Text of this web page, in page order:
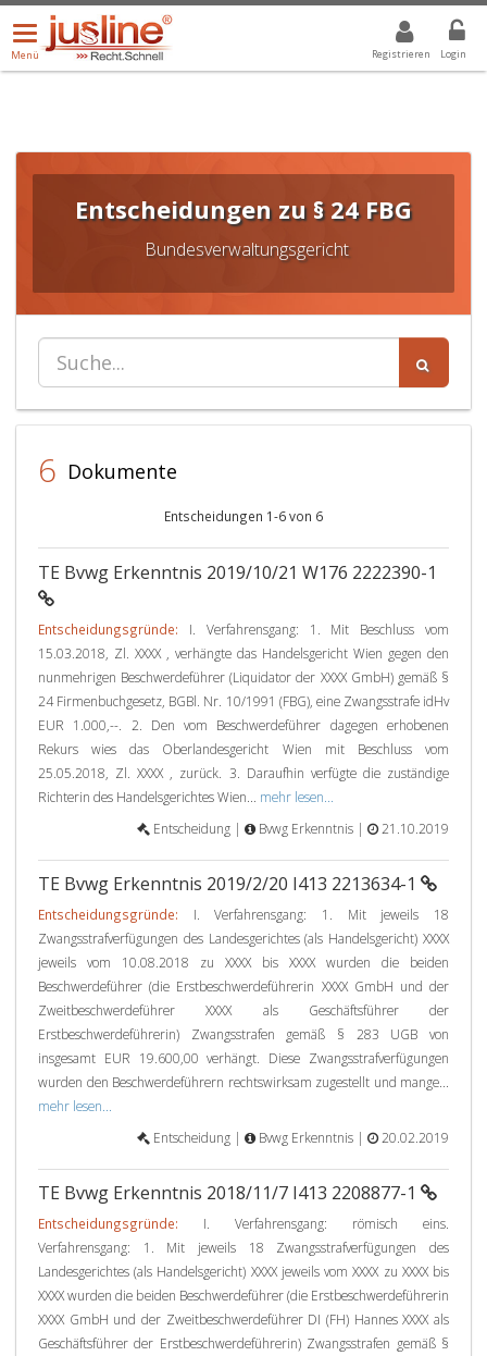
Registrieren Login
Menü
öffnen/schließen
Menü
ALLE DROPDOWN: GEWÄHLTER WERT IST ALLE
Entscheidungen zu § 24 FBG
Bundesverwaltungsgericht
6 Dokumente
Entscheidungen 1-6 von 6
TE Bvwg Erkenntnis 2019/10/21 W176 2222390-1
Entscheidungsgründe: I. Verfahrensgang: 1. Mit Beschluss vom
15.03.2018, Zl. XXXX , verhängte das Handelsgericht Wien gegen den
nunmehrigen Beschwerdeführer (Liquidator der XXXX GmbH) gemäß §
24 Firmenbuchgesetz, BGBl. Nr. 10/1991 (FBG), eine Zwangsstrafe idHv
EUR 1.000,--. 2. Den vom Beschwerdeführer dagegen erhobenen
Rekurs wies das Oberlandesgericht Wien mit Beschluss vom
25.05.2018, Zl. XXXX , zurück. 3. Daraufhin verfügte die zuständige
Richterin des Handelsgerichtes Wien... mehr lesen...
Entscheidung |
Bvwg Erkenntnis | 21.10.2019
TE Bvwg Erkenntnis 2019/2/20 I413 2213634-1
Entscheidungsgründe: I. Verfahrensgang: 1. Mit jeweils 18
Zwangsstrafverfügungen des Landesgerichtes (als Handelsgericht) XXXX
jeweils vom 10.08.2018 zu XXXX bis XXXX wurden die beiden
Beschwerdeführer (die Erstbeschwerdeführerin XXXX GmbH und der
Zweitbeschwerdeführer XXXX als Geschäftsführer der
Erstbeschwerdeführerin) Zwangsstrafen gemäß § 283 UGB von
insgesamt EUR 19.600,00 verhängt. Diese Zwangsstrafverfügungen
wurden den Beschwerdeführern rechtswirksam zugestellt und mange...
mehr lesen...
Entscheidung |
Bvwg Erkenntnis | 20.02.2019
TE Bvwg Erkenntnis 2018/11/7 I413 2208877-1
Entscheidungsgründe: I. Verfahrensgang: römisch eins.
Verfahrensgang: 1. Mit jeweils 18 Zwangsstrafverfügungen des
Landesgerichtes (als Handelsgericht) XXXX jeweils vom XXXX zu XXXX bis
XXXX wurden die beiden Beschwerdeführer (die Erstbeschwerdeführerin
XXXX GmbH und der Zweitbeschwerdeführer DI (FH) Hannes XXXX als
Geschäftsführer der Erstbeschwerdeführerin) Zwangsstrafen gemäß §